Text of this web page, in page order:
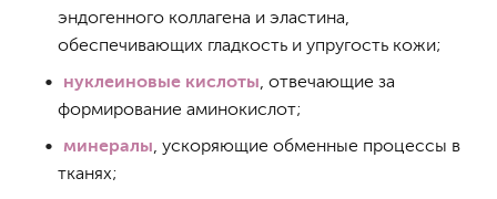
эндогенного коллагена и эластина,
обеспечивающих гладкость и упругость кожи;
нуклеиновые кислоты , отвечающие за
формирование аминокислот;
минералы , ускоряющие обменные процессы в
тканях;